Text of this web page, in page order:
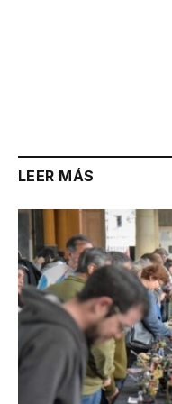
LEER MÁS